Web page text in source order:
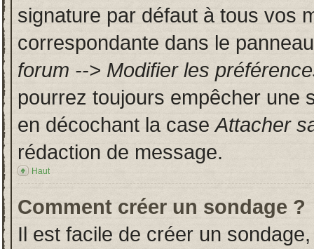
signature par défaut à tous vos
correspondante dans le
forum --> Modifier les
pourrez toujours empêcher une
en décochant la caseAttacher
rédaction de message.
Haut
Comment créer un sondage ?
Il est facile de créer un